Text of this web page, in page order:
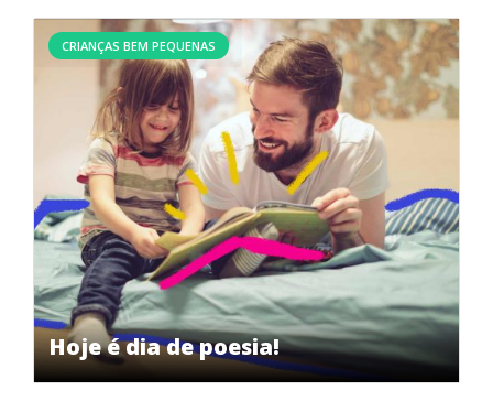
Hoje é dia de poesia!
CRIANÇAS BEM PEQUENAS